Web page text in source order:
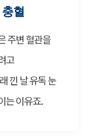
혈
주변 혈관을
고
낀 날 유독 눈
는 이유죠.